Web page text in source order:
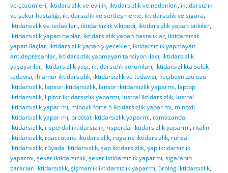
ve çözümleri, iktidarsızlık ve evlilik, iktidarsızlık ve nedenleri, iktidarsızlık
ve şeker hastalığı, iktidarsızlık ve sertleşmeme, iktidarsızlık ve sigara,
iktidarsızlık ve tedavileri, iktidarsızlık vikipedi, iktidarsızlık yapan bitkiler,
iktidarsızlık yapan haplar, iktidarsızlık yapan hastalıklar, iktidarsızlık
yapan ilaçlar, iktidarsızlık yapan yiyecekler, iktidarsızlık yapmayan
antidepresanlar, iktidarsızlık yapmayan tansiyon ilacı, iktidarsızlık
yaşayanlar, iktidarsızlık yaşı, iktidarsızlık yorumları, iktidarsızlıkta sülük
tedavisi, ıhlamur iktidarsızlık, ıktıdarsızlık ve tedavısı, keçiboynuzu özü
iktidarsızlık, lansor iktidarsızlık, lansor iktidarsızlık yaparmı, laptop
iktidarsızlık, lipitor iktidarsızlık yaparmı, lustral iktidarsızlık, lustral
iktidarsızlık yapar mı, minoxil forte 5 iktidarsızlık yapar mı, minoxil
iktidarsızlık yapar mı, prostat iktidarsızlık yaparmı, ramazanda
iktidarsızlık, risperdal iktidarsızlık, risperdal iktidarsızlık yaparmı, ritalin
iktidarsızlık, roaccutane iktidarsızlık, rogaine iktidarsızlık, ruhsal
iktidarsızlık, rüyada iktidarsızlık, şap iktidarsızlık, şap iktidarsızlık
yaparmı, şeker iktidarsızlık, şeker iktidarsızlık yaparmı, sigaranın
zararları iktidarsızlık, şişmanlık iktidarsızlık yaparmı, ürolog iktidarsızlık,